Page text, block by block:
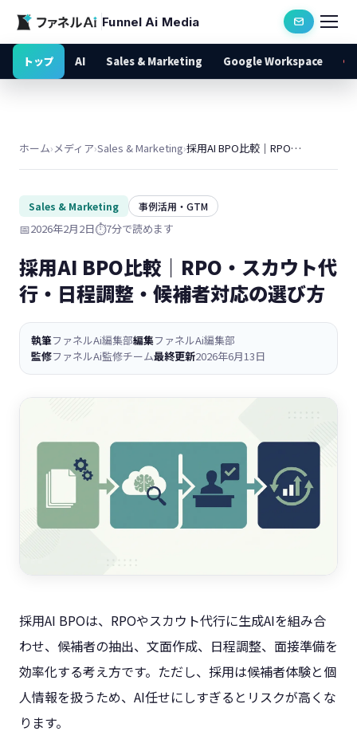
Funnel Ai Media
トップ AI Sales & Marketing Google Workspace
ホーム›メディア›Sales & Marketing› 採用AI BPO比較｜RPO・スカウト代行・日程調整・候補者対応の選び方
Sales & Marketing 事例活用・GTM
📅2026年2月2日⏱️7分で読めます
採用AI BPO比較｜RPO・スカウト代
行・日程調整・候補者対応の選び方
執筆ファネルAi編集部編集ファネルAi編集部
監修ファネルAi監修チーム最終更新2026年6月13日
採用AI BPOは、RPOやスカウト代行に生成AIを組み合
わせ、候補者の抽出、文面作成、日程調整、面接準備を
効率化する考え方です。ただし、採用は候補者体験と個
人情報を扱うため、AI任せにしすぎるとリスクが高くな
ります。